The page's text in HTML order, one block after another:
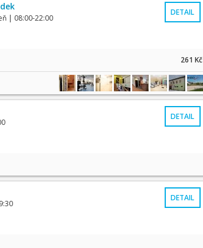
| 08:00-22:00
DETAIL
261 Kč
DETAIL
DETAIL